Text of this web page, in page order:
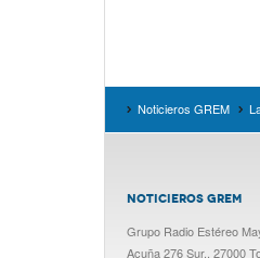
Noticieros GREM
NOTICIEROS GREM
Grupo Radio Estéreo
Acuña 276 Sur., 27000